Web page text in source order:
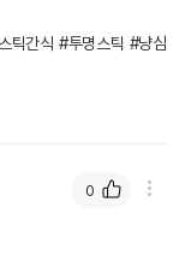
틱간식 #투명스틱 #냥심
0